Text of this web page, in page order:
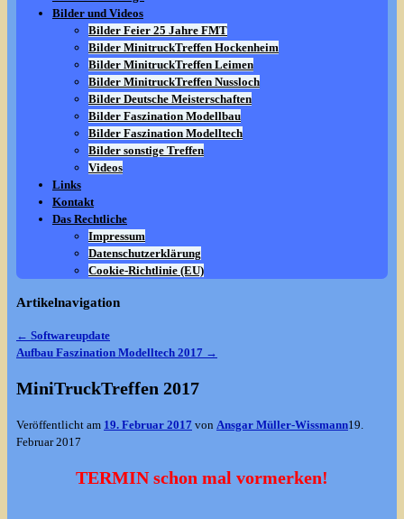
Bilder und Videos
Bilder Feier 25 Jahre FMT
Bilder MinitruckTreffen Hockenheim
Bilder MinitruckTreffen Leimen
Bilder MinitruckTreffen Nussloch
Bilder Deutsche Meisterschaften
Bilder Faszination Modellbau
Bilder Faszination Modelltech
Bilder sonstige Treffen
Videos
Links
Kontakt
Das Rechtliche
Impressum
Datenschutzerklärung
Cookie-Richtlinie (EU)
Artikelnavigation
← Softwareupdate
Aufbau Faszination Modelltech 2017 →
MiniTruckTreffen 2017
Veröffentlicht am 19. Februar 2017 von Ansgar Müller-Wissmann19.
Februar 2017
TERMIN schon mal vormerken!